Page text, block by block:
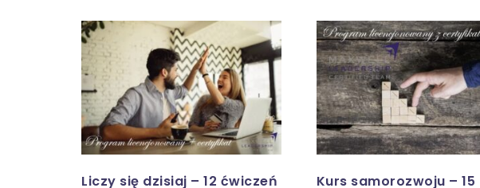
Liczy się dzisiaj – 12 ćwiczeń
Kurs samorozwoju – 15